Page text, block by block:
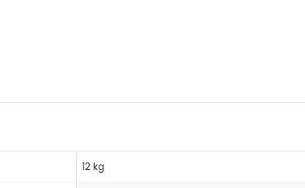
12 kg